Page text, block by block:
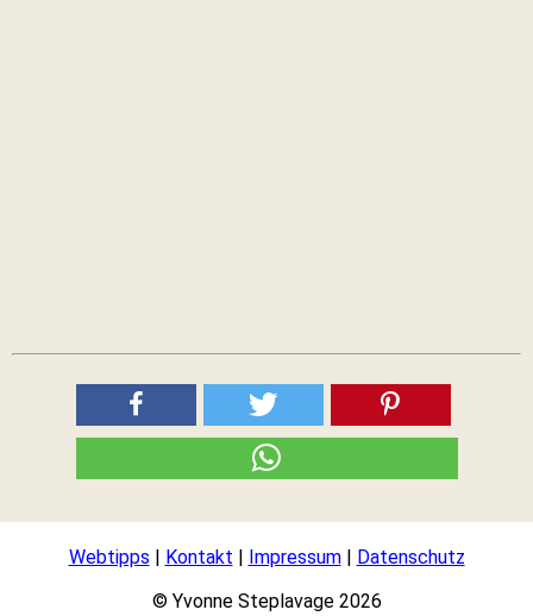
Webtipps | Kontakt | Impressum| Datenschutz
© Yvonne Steplavage 2026